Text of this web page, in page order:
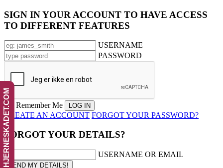
SIGN IN YOUR ACCOUNT TO HAVE ACCESS
TO DIFFERENT FEATURES
USERNAME
PASSWORD
Remember Me
CREATE AN ACCOUNT FORGOT YOUR PASSWORD?
FORGOT YOUR DETAILS?
USERNAME OR EMAIL
HJERNESKADET.COM